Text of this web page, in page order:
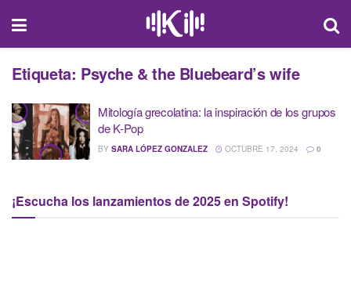
Etiqueta: Psyche & the Bluebeard’s wife
Mitología grecolatina: la inspiración de los grupos
de K-Pop
BY SARA LÓPEZ GONZALEZ OCTUBRE 17, 2024 0
¡Escucha los lanzamientos de 2025 en Spotify!